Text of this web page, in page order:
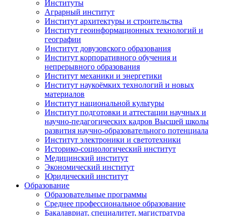
Институты
Аграрный институт
Институт архитектуры и строительства
Институт геоинформационных технологий и
географии
Институт довузовского образования
Институт корпоративного обучения и
непрерывного образования
Институт механики и энергетики
Институт наукоёмких технологий и новых
материалов
Институт национальной культуры
Институт подготовки и аттестации научных и
научно-педагогических кадров Высшей школы
развития научно-образовательного потенциала
Институт электроники и светотехники
Историко-социологический институт
Медицинский институт
Экономический институт
Юридический институт
Образование
Образовательные программы
Среднее профессиональное образование
Бакалавриат, специалитет, магистратура